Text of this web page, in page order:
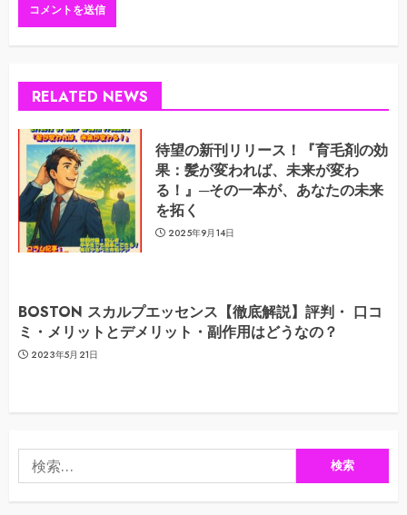
RELATED NEWS
待望の新刊リリース！『育毛剤の効
果：髪が変われば、未来が変わ
る！』─その一本が、あなたの未来
を拓く
2025年9月14日
BOSTON スカルプエッセンス【徹底解説】評判・ 口コ
ミ・メリットとデメリット・副作用はどうなの？
2023年5月21日
索: